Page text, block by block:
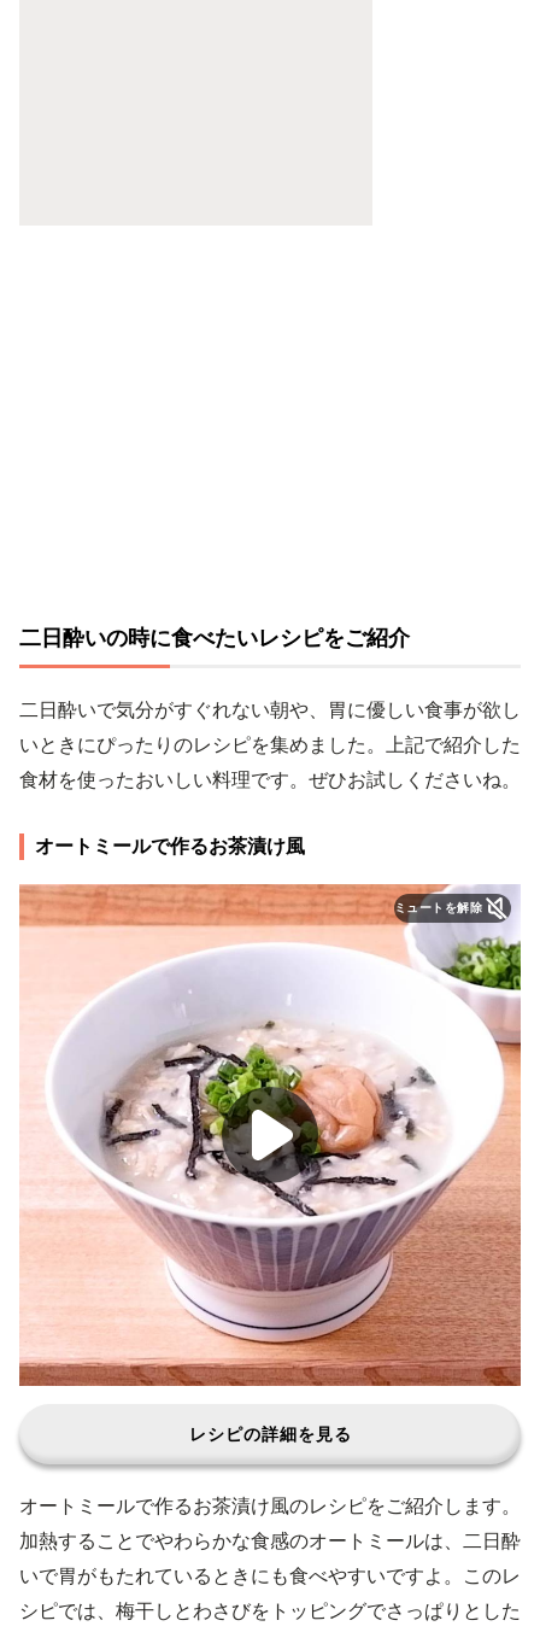
二日酔いの時に食べたいレシピをご紹介
二日酔いで気分がすぐれない朝や、胃に優しい食事が欲し
いときにぴったりのレシピを集めました。上記で紹介した
食材を使ったおいしい料理です。ぜひお試しくださいね。
オートミールで作るお茶漬け風
ミュートを解除
レシピの詳細を見る
オートミールで作るお茶漬け風のレシピをご紹介します。
加熱することでやわらかな食感のオートミールは、二日酔
いで胃がもたれているときにも食べやすいですよ。このレ
シピでは、梅干しとわさびをトッピングでさっぱりとした